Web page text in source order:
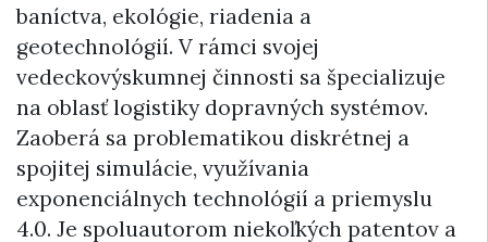
baníctva, ekológie, riadenia a
geotechnológií. V rámci svojej
vedeckovýskumnej činnosti sa špecializuje
na oblasť logistiky dopravných systémov.
Zaoberá sa problematikou diskrétnej a
spojitej simulácie, využívania
exponenciálnych technológií a priemyslu
4.0. Je spoluautorom niekoľkých patentov a